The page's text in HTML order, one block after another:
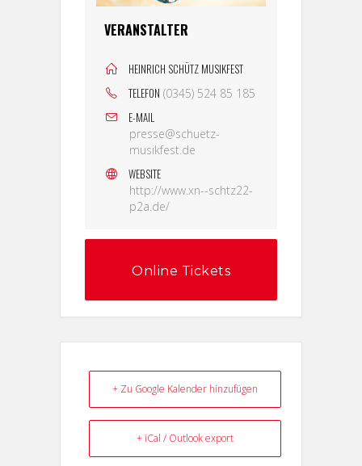
VERANSTALTER
HEINRICH SCHÜTZ MUSIKFEST
TELEFON (0345) 524 85 185
E-MAIL
presse@schuetz-
musikfest.de
WEBSITE
http://www.xn--schtz22-
p2a.de/
Online Tickets
+ Zu Google Kalender hinzufügen
+ iCal / Outlook export